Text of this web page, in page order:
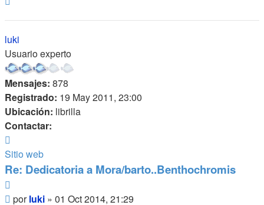
luki
Usuario experto
Mensajes: 878
Registrado: 19 May 2011, 23:00
Ubicación: librilla
Contactar:
luki
Sitio web
Re: Dedicatoria a Mora/barto..Benthochromis
Mensaje
porluki » 01 Oct 2014, 21:29